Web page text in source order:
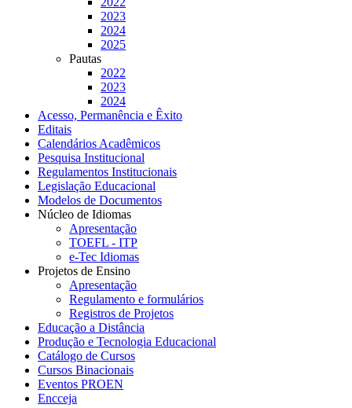
2023
2024
2025
Pautas
2022
2023
2024
Acesso, Permanência e Êxito
Editais
Calendários Acadêmicos
Pesquisa Institucional
Regulamentos Institucionais
Legislação Educacional
Modelos de Documentos
Núcleo de Idiomas
Apresentação
TOEFL - ITP
e-Tec Idiomas
Projetos de Ensino
Apresentação
Regulamento e formulários
Registros de Projetos
Educação a Distância
Produção e Tecnologia Educacional
Catálogo de Cursos
Cursos Binacionais
Eventos PROEN
Encceja